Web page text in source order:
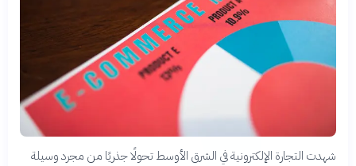
شهدت التجارة الإلكترونية في الشرق الأوسط تحولًا جذريًا من مجرد وسيلة